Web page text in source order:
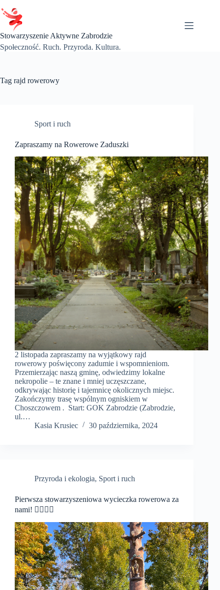
do
treści
Stowarzyszenie Aktywne Zabrodzie
Społeczność. Ruch. Przyroda. Kultura.
Tag rajd rowerowy
Sport i ruch
Zapraszamy na Rowerowe Zaduszki
2 listopada zapraszamy na wyjątkowy rajd
rowerowy poświęcony zadumie i wspomnieniom.
Przemierzając naszą gminę, odwiedzimy lokalne
nekropolie – te znane i mniej uczęszczane,
odkrywając historię i tajemnicę okolicznych miejsc.
Zakończymy trasę wspólnym ogniskiem w
Choszczowem . Start: GOK Zabrodzie (Zabrodzie,
ul.…
Kasia Krusiec
30 października, 2024
Przyroda i ekologia, Sport i ruch
Pierwsza stowarzyszeniowa wycieczka rowerowa za
nami! 🚴‍♀️🚴‍♂️